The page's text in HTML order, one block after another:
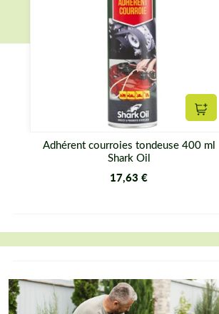
Adhérent courroies tondeuse 400 ml
Shark Oil
17,63 €